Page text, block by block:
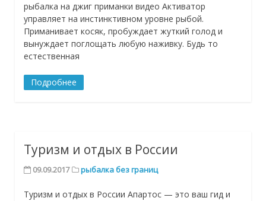
рыбалка на джиг приманки видео Активатор
управляет на инстинктивном уровне рыбой.
Приманивает косяк, пробуждает жуткий голод и
вынуждает поглощать любую наживку. Будь то
естественная
Подробнее
Туризм и отдых в России
09.09.2017 рыбалка без границ
Туризм и отдых в России Апартос — это ваш гид и